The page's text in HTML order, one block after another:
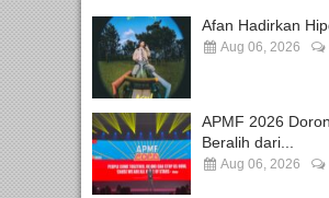
Afan Hadirkan
Aug 06, 2026
APMF 2026
Beralih dari...
Aug 06, 2026